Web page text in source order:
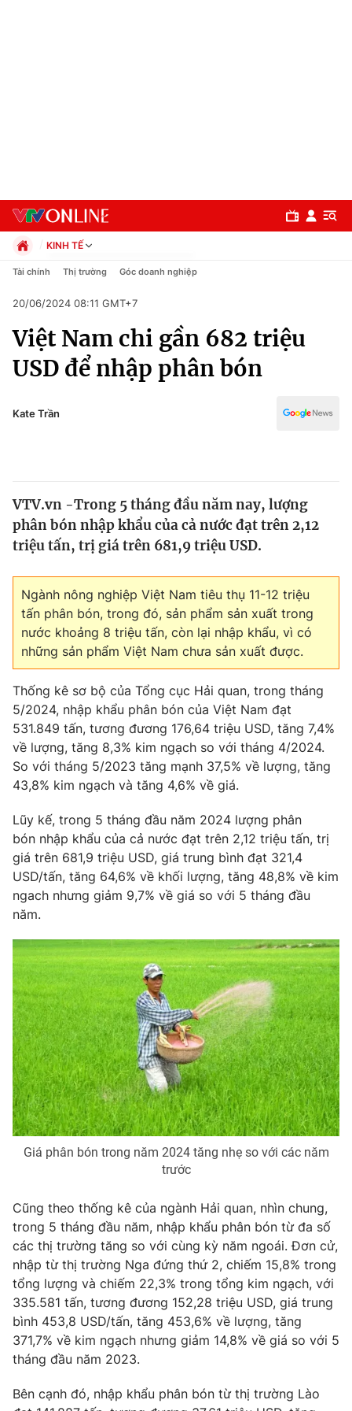
Chuyên mục
Chính trị
Thế giới
Tin tức
Thế giới đó đây
Câu chuyện quốc tế
Kinh tế
Tài chính
Thị trường
Góc doanh nghiệp
Dữ liệu và đời sống
Phim VTV
Hậu trường
Nhân vật
Giải sao mai
Giải trí
Điện ảnh
Âm nhạc
Sao
Đời sống
Làm đẹp
Chất lượng cuộc sống
Giáo dục
Tuyển sinh
Học trực tuyến
Công nghệ
Hitech Công nghệ tương lai
Sản phẩm
Thị trường
Tư vấn
Giao lưu trực tuyến
Lịch phát sóng
Chuyên mục khác
Emagazine Podcast
Photo Infographic
Video Shorts video
VTV Thể thao
VTV Sức khoẻ Bất động sản
Thị trường 24h Tấm lòng Việt
VTV4 Vươn mình bằng AI
VTV9
Liên hệ tòa soạn English
KINH TẾ
Chính trị
Pháp luật
Kinh tế
Thể thao
Truyền hình
Y tế
Tài chính Thị trường Góc doanh nghiệp
20/06/2024 08:11 GMT+7
Việt Nam chi gần 682 triệu
USD để nhập phân bón
Kate Trần
VTV.vn -Trong 5 tháng đầu năm nay, lượng
phân bón nhập khẩu của cả nước đạt trên 2,12
triệu tấn, trị giá trên 681,9 triệu USD.
Ngành nông nghiệp Việt Nam tiêu thụ 11-12 triệu
tấn phân bón, trong đó, sản phẩm sản xuất trong
nước khoảng 8 triệu tấn, còn lại nhập khẩu, vì có
những sản phẩm Việt Nam chưa sản xuất được.
Thống kê sơ bộ của Tổng cục Hải quan, trong tháng
5/2024, nhập khẩu phân bón của Việt Nam đạt
531.849 tấn, tương đương 176,64 triệu USD, tăng 7,4%
về lượng, tăng 8,3% kim ngạch so với tháng 4/2024.
So với tháng 5/2023 tăng mạnh 37,5% về lượng, tăng
43,8% kim ngạch và tăng 4,6% về giá.
Lũy kế, trong 5 tháng đầu năm 2024 lượng phân
bón nhập khẩu của cả nước đạt trên 2,12 triệu tấn, trị
giá trên 681,9 triệu USD, giá trung bình đạt 321,4
USD/tấn, tăng 64,6% về khối lượng, tăng 48,8% về kim
ngach nhưng giảm 9,7% về giá so với 5 tháng đầu
năm.
Giá phân bón trong năm 2024 tăng nhẹ so với các năm
trước
Cũng theo thống kê của ngành Hải quan, nhìn chung,
trong 5 tháng đầu năm, nhập khẩu phân bón từ đa số
các thị trường tăng so với cùng kỳ năm ngoái. Đơn cử,
nhập từ thị trường Nga đứng thứ 2, chiếm 15,8% trong
tổng lượng và chiếm 22,3% trong tổng kim ngạch, với
335.581 tấn, tương đương 152,28 triệu USD, giá trung
bình 453,8 USD/tấn, tăng 453,6% về lượng, tăng
371,7% về kim ngạch nhưng giảm 14,8% về giá so với 5
tháng đầu năm 2023.
Bên cạnh đó, nhập khẩu phân bón từ thị trường Lào